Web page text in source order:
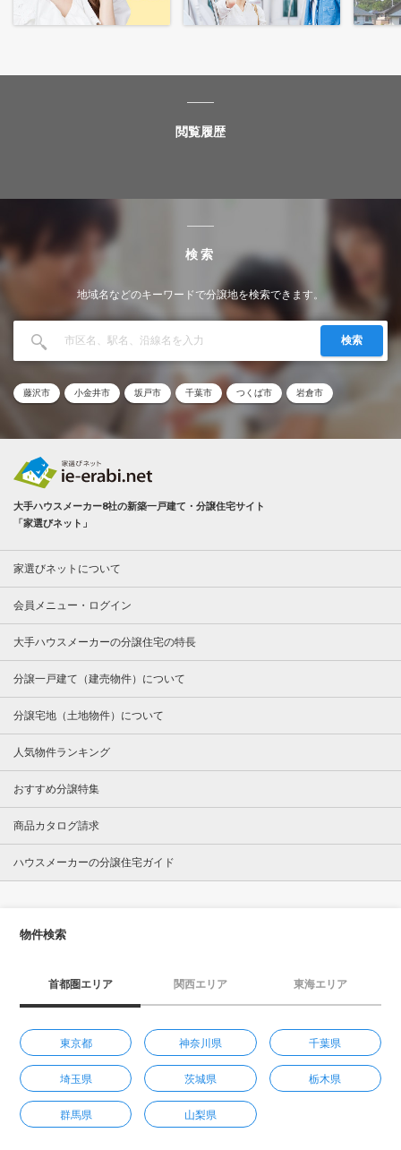
閲覧履歴
検索
地域名などのキーワードで分譲地を検索できます。
検索
藤沢市 小金井市 坂戸市 千葉市 つくば市 岩倉市
大手ハウスメーカー8社の新築一戸建て・分譲住宅サイト
「家選びネット」
家選びネットについて
会員メニュー・ログイン
大手ハウスメーカーの分譲住宅の特長
分譲一戸建て（建売物件）について
分譲宅地（土地物件）について
人気物件ランキング
おすすめ分譲特集
商品カタログ請求
ハウスメーカーの分譲住宅ガイド
物件検索
首都圏エリア 関西エリア 東海エリア
東京都 神奈川県 千葉県
埼玉県 茨城県 栃木県
群馬県 山梨県